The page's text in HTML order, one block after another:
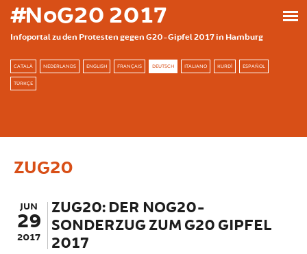
Direkt zum Inhalt
#NoG20 2017
Infoportal zu den Protesten gegen G20-Gipfel 2017 in Hamburg
CATALÀ NEDERLANDS ENGLISH FRANÇAIS DEUTSCH ITALIANO KURDÎ ESPAÑOL
TÜRKÇE
ZUG20
JUN
29
2017
ZUG20: DER NOG20-
SONDERZUG ZUM G20 GIPFEL
2017